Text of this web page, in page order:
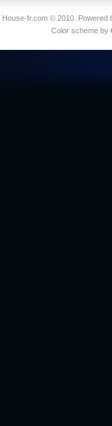
House-fr.com © 2010. Powered
Color scheme by